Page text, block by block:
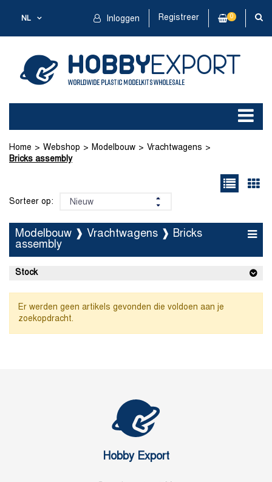
NL Inloggen Registreer 0
Home Webshop Modelbouw
Vrachtwagens
Bricks assembly
Sorteer op:
Modelbouw ❱ Vrachtwagens ❱ Bricks
assembly
Stock
Er werden geen artikels gevonden die voldoen aan je
zoekopdracht.
Hobby Export